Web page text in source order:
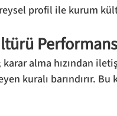
profil ile kurum
alma hızından
kuralı barındırır.